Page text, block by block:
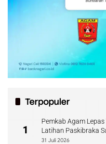
Terpopuler
1
Pemkab Agam
Latihan Paskibraka
31 Juli 2026